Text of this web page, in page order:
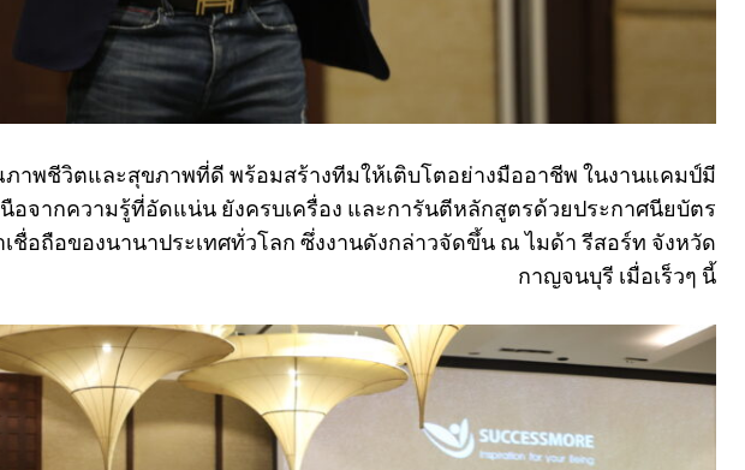
าพชีวิตและสุขภาพที่ดี พร้อมสร้างทีมให้เติบโตอย่างมืออาชีพ ในงานแคมป์มี
อจากความรู้ที่อัดแน่น ยังครบเครื่อง และการันตีหลักสูตรด้วยประกาศนียบัตร
อถือของนานาประเทศทั่วโลก ซึ่งงานดังกล่าวจัดขึ้น ณ ไมด้า รีสอร์ท จังหวัด
กาญจนบุรี เมื่อเร็วๆ นี้